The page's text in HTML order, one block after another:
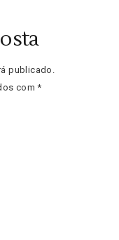
publicado.
com*